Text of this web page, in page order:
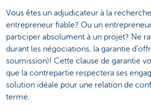
Vous êtes un adjudicateur à la recherche
entrepreneur fiable? Ou un
participer absolument à un projet? Ne
durant les négociations, la garantie
soumission)! Cette clause de garantie
que la contrepartie respectera ses
solution idéale pour une relation de
terme.